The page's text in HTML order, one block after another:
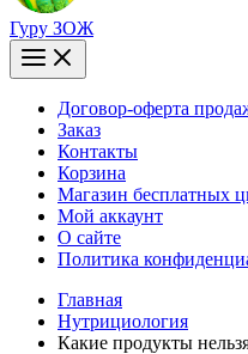
Гуру ЗОЖ
Договор-оферта
Заказ
Контакты
Корзина
Магазин бесплатных
Мой аккаунт
О сайте
Политика
Главная
Нутрициология
Какие продукты